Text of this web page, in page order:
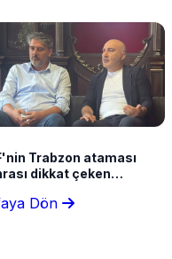
Trabzon ataması
dikkat çeken
atama yapıldı"
Dön